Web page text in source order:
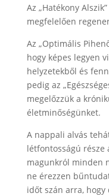
Az „Hatékony
megfelelően
Az „Optimális
hogy képes legyen
helyzetekből és
pedig az
megelőzzük a
életminőségünket.
A nappali alvás
létfontosságú része
magunkról minden
ne érezzen
időt szán arra,